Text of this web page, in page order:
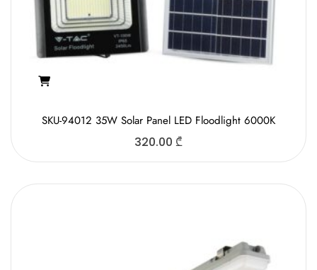
SKU-94012 35W Solar Panel LED Floodlight 6000K
320.00 ₾